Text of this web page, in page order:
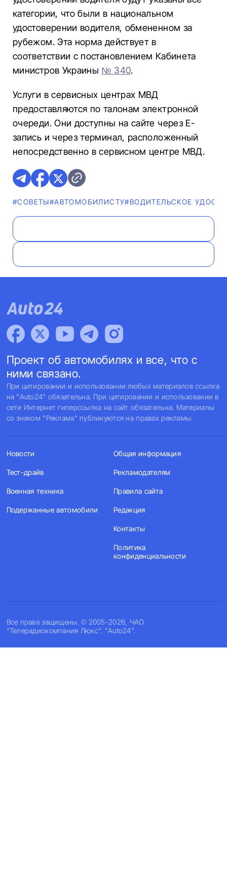
категории, что были в национальном
удостоверении водителя, обмененном за
рубежом. Эта норма действует в
соответствии с постановлением Кабинета
министров Украины № 340.
Услуги в сервисных центрах МВД
предоставляются по талонам электронной
очереди. Они доступны на сайте через Е-
запись и через терминал, расположенный
непосредственно в сервисном центре МВД.
#СОВЕТЫ#АВТОМОБИЛИСТУ#ВОДИТЕЛЬСКОЕ
Проект об автомобилях и все, что с
ними связано.
При цитировании и использовании любых материалов ссылка
на "Auto24" обязательна. При цитировании и использовании в
сети Интернет гиперссылка на сайт обязательна. Материалы
со знаком "Реклама" публикуются на правах рекламы.
Все права защищены. © 2005-2026, ЧАО
"Телерадиокомпания Люкс". "Auto24".
Новости
Тест-драйв
Военная техника
Подержанные автомобили
Общая информация
Рекламодателям
Правила сайта
Редакция
Контакты
Политика
конфиденциальности